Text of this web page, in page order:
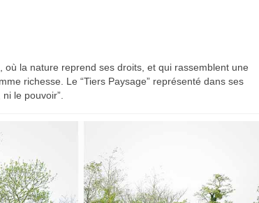
où la nature reprend ses droits, et qui rassemblent une
richesse. Le “Tiers Paysage” représenté dans ses
le pouvoir”.